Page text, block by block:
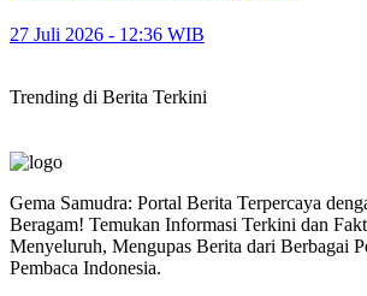
27 Juli 2026 - 12:36 WIB
Trending di Berita Terkini
Gema Samudra: Portal Berita Terpercaya
Beragam! Temukan Informasi Terkini dan
Menyeluruh, Mengupas Berita dari Berbagai
Pembaca Indonesia.